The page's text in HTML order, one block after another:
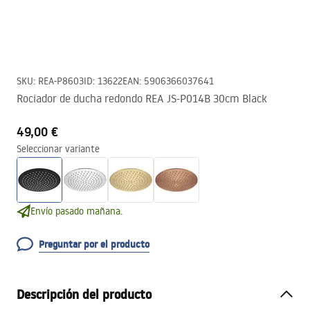
SKU: REA-P8603ID: 13622EAN: 5906366037641
Rociador de ducha redondo REA JS-P014B 30cm Black
49,00 €
Seleccionar variante
Envío pasado mañana.
Preguntar por el producto
Descripción del producto